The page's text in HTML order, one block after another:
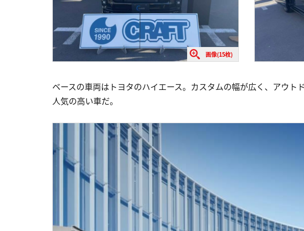
画像(15枚)
ベースの車両はトヨタのハイエース。カスタムの幅が広く、アウト
人気の高い車だ。